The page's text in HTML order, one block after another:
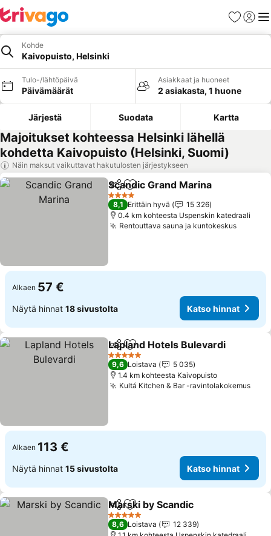
Suosikit
Kohde
Kaivopuisto, Helsinki
Tulo-/lähtöpäivä
Päivämäärät
Asiakkaat ja huoneet
2 asiakasta, 1 huone
Järjestä Suodata Kartta
Majoitukset kohteessa Helsinki lähellä
kohdetta Kaivopuisto (Helsinki, Suomi)
Näin maksut vaikuttavat hakutulosten järjestykseen
Jaa Lisää suosikkeihin
Scandic Grand Marina
4 Tähtiluokitus
8,1 Erittäin hyvä
15 326
0.4 km kohteesta Uspenskin katedraali
Rentouttava sauna ja kuntokeskus
Alkaen 57 €
Näytä hinnat 18 sivustolta Katso hinnat
Jaa Lisää suosikkeihin
Lapland Hotels Bulevardi
5 Tähtiluokitus
9,6 Loistava
5 035
1.4 km kohteesta Kaivopuisto
Kultá Kitchen & Bar -ravintolakokemus
Alkaen 113 €
Näytä hinnat 15 sivustolta Katso hinnat
Jaa Lisää suosikkeihin
Marski by Scandic
5 Tähtiluokitus
8,6 Loistava
12 339